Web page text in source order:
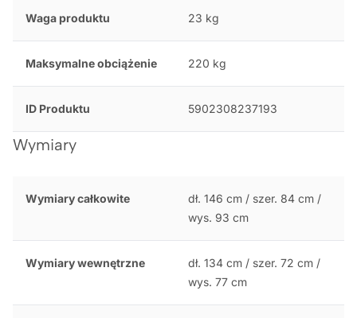
Waga produktu 23 kg
Maksymalne obciążenie 220 kg
ID Produktu 5902308237193
Wymiary
Wymiary całkowite
dł. 146 cm / szer. 84 cm /
wys. 93 cm
Wymiary wewnętrzne
dł. 134 cm / szer. 72 cm /
wys. 77 cm